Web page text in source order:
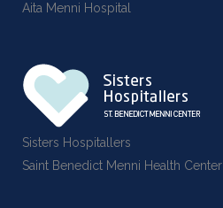
Aita Menni Hospital
Sisters Hospitallers
Saint Benedict Menni Health Center